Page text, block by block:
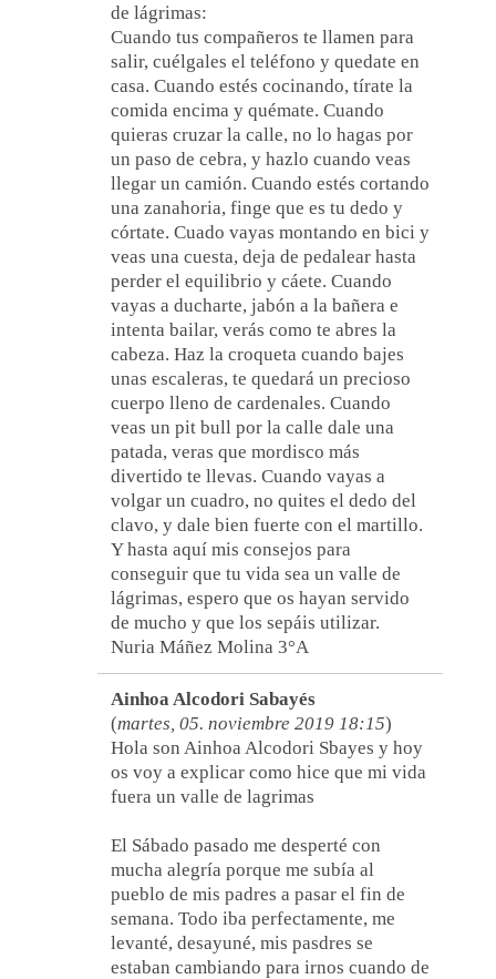
de lágrimas:
Cuando tus compañeros te llamen para
salir, cuélgales el teléfono y quedate en
casa. Cuando estés cocinando, tírate la
comida encima y quémate. Cuando
quieras cruzar la calle, no lo hagas por
un paso de cebra, y hazlo cuando veas
llegar un camión. Cuando estés cortando
una zanahoria, finge que es tu dedo y
córtate. Cuado vayas montando en bici y
veas una cuesta, deja de pedalear hasta
perder el equilibrio y cáete. Cuando
vayas a ducharte, jabón a la bañera e
intenta bailar, verás como te abres la
cabeza. Haz la croqueta cuando bajes
unas escaleras, te quedará un precioso
cuerpo lleno de cardenales. Cuando
veas un pit bull por la calle dale una
patada, veras que mordisco más
divertido te llevas. Cuando vayas a
volgar un cuadro, no quites el dedo del
clavo, y dale bien fuerte con el martillo.
Y hasta aquí mis consejos para
conseguir que tu vida sea un valle de
lágrimas, espero que os hayan servido
de mucho y que los sepáis utilizar.
Nuria Máñez Molina 3°A
Ainhoa Alcodori Sabayés
(martes, 05. noviembre 2019 18:15)
Hola son Ainhoa Alcodori Sbayes y hoy
os voy a explicar como hice que mi vida
fuera un valle de lagrimas
El Sábado pasado me desperté con
mucha alegría porque me subía al
pueblo de mis padres a pasar el fin de
semana. Todo iba perfectamente, me
levanté, desayuné, mis pasdres se
estaban cambiando para irnos cuando de